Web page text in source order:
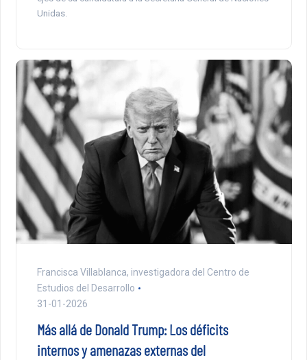
Unidas.
Francisca Villablanca, investigadora del Centro de
Estudios del Desarrollo
31-01-2026
Más allá de Donald Trump: Los déficits
internos y amenazas externas del